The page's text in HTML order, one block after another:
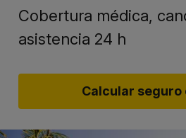
Cobertura médica,
asistencia 24 h
Calcular seguro